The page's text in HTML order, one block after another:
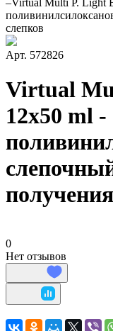
–Virtual Multi P. Light
слепков
Арт. 572826
Virtual
12x50 ml -
0
Нет отзывов